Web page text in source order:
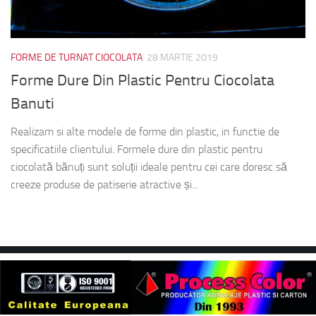
FORME DE TURNAT CIOCOLATA 28 MARTIE 2019
Forme Dure Din Plastic Pentru Ciocolata
Banuti
Realizam si alte modele de forme din plastic, in functie de
specificatiile clientului. Formele dure din plastic pentru
ciocolată bănuți sunt soluții ideale pentru cei care doresc să
creeze produse de patiserie atractive și...